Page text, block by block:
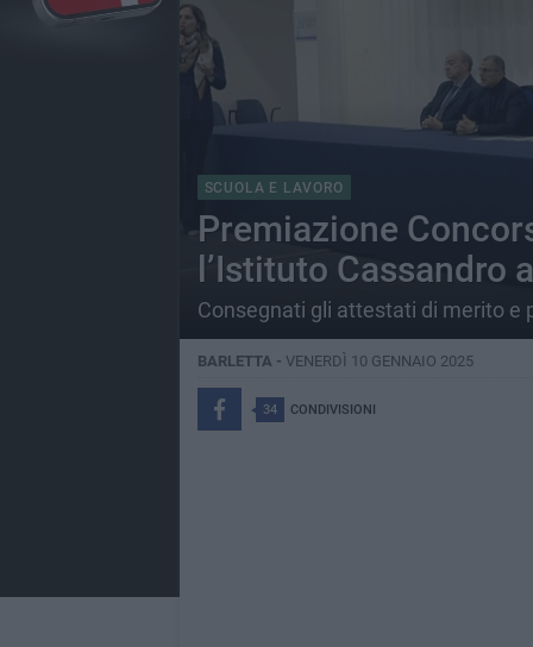
SCUOLA E LAVORO
Premiazione
l’Istituto
Consegnati gli attestati di merito e
BARLETTA - VENERDÌ 10 GENNAIO 2025
34 CONDIVISIONI